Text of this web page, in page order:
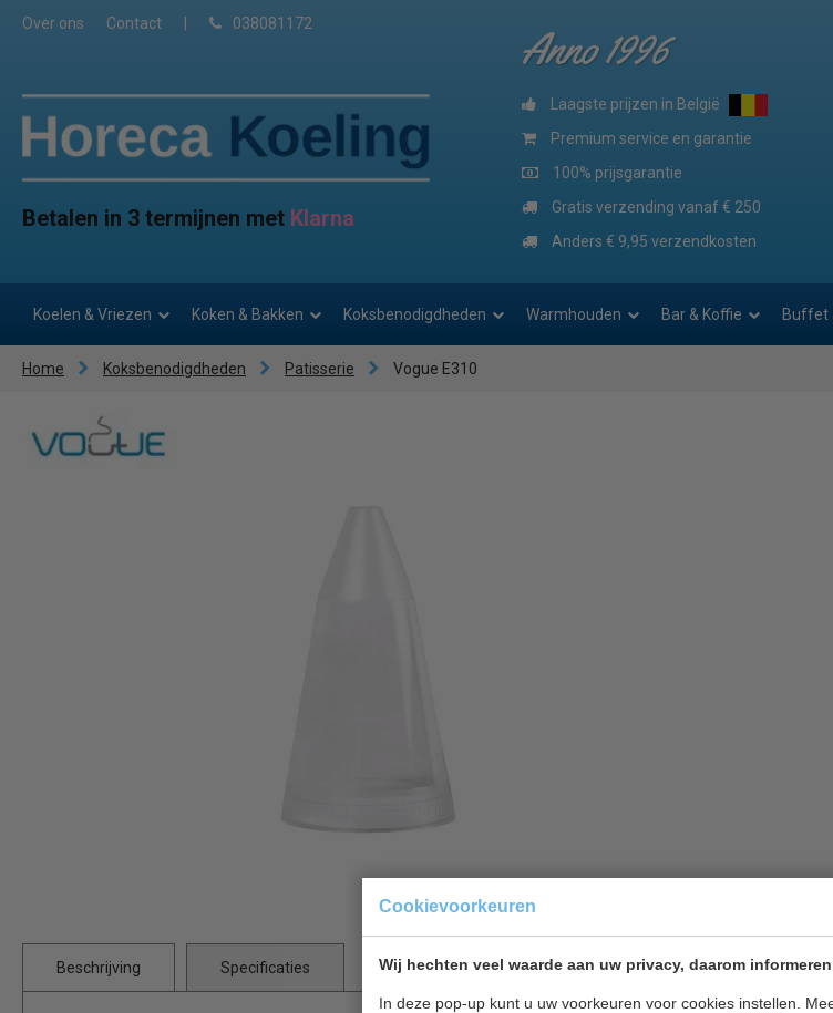
Cookievoorkeuren
Wij hechten veel waarde aan uw privacy, daarom
In deze pop-up kunt u uw voorkeuren voor cookies instellen.
Over ons Contact 038081172
Betalen in 3 termijnen met Klarna
Anno 1996
Laagste prijzen in België
Premium service en garantie
100% prijsgarantie
Gratis verzending vanaf € 250
Anders € 9,95 verzendkosten
Koelen & Vriezen Koken & Bakken Koksbenodigdheden Warmhouden Bar & Koffie Buffet
Home Koksbenodigdheden Patisserie Vogue E310
Beschrijving Specificaties